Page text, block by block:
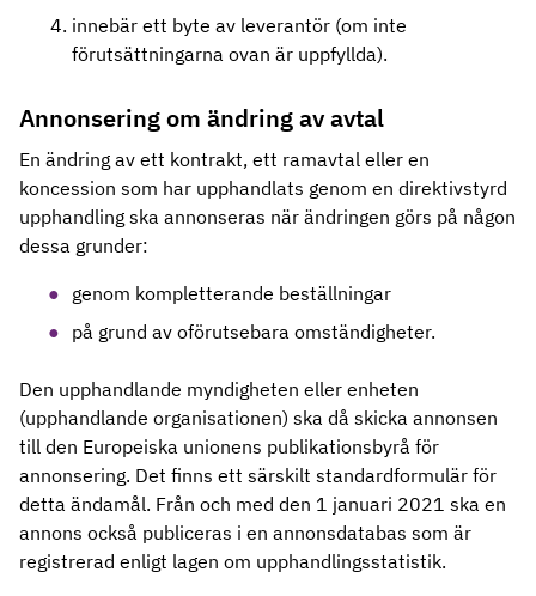
innebär ett byte av leverantör (om inte
förutsättningarna ovan är uppfyllda).
Annonsering om ändring av avtal
En ändring av ett kontrakt, ett ramavtal eller en
koncession som har upphandlats genom en direktivstyrd
upphandling ska annonseras när ändringen görs på någon
dessa grunder:
genom kompletterande beställningar
på grund av oförutsebara omständigheter.
Den upphandlande myndigheten eller enheten
(upphandlande organisationen) ska då skicka annonsen
till den Europeiska unionens publikationsbyrå för
annonsering. Det finns ett särskilt standardformulär för
detta ändamål. Från och med den 1 januari 2021 ska en
annons också publiceras i en annonsdatabas som är
registrerad enligt lagen om upphandlingsstatistik.